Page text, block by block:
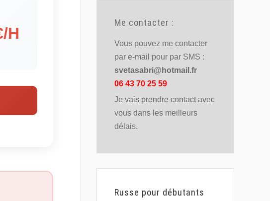
H
Me contacter :
Vous pouvez me contacter
par e-mail pour par SMS :
svetasabri@hotmail.fr
06 43 70 25 59
Je vais prendre contact avec
vous dans les meilleurs
délais.
Russe pour débutants